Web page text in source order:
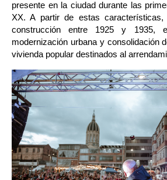
presente en la ciudad durante las
XX. A partir de estas
construcción entre 1925 y 1935,
modernización urbana y consolidación
vivienda popular destinados al